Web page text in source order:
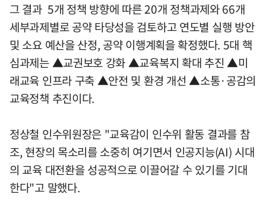
그 결과 5개 정책 방향에 따른 20개 정책과제와 66개
세부과제별로 공약 타당성을 검토하고 연도별 실행 방안
및 소요 예산을 산정, 공약 이행계획을 확정했다. 5대 핵
심과제는 ▲교권보호 강화 ▲교육복지 확대 추진 ▲미
래교육 인프라 구축 ▲안전 및 환경 개선 ▲소통·공감의
교육정책 추진이다.
정상철 인수위원장은 "교육감이 인수위 활동 결과를 참
조, 현장의 목소리를 소중히 여기면서 인공지능(AI) 시대
의 교육 대전환을 성공적으로 이끌어갈 수 있기를 기대
한다"고 말했다.